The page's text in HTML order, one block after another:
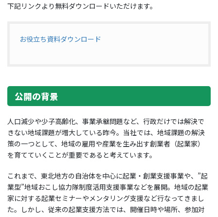
下記リンクより無料ダウンロードいただけます。
お役立ち資料ダウンロード
公開の背景
人口減少や少子高齢化、事業承継問題など、行政だけでは解決で
きない地域課題が増大している昨今。当社では、地域課題の解決
策の一つとして、地域の雇用や産業を生み出す創業者（起業家）
を育てていくことが重要であると考えています。
これまで、東北地方の自治体を中心に起業・創業支援事業や、”起
業型”地域おこし協力隊制度活用支援事業などを展開。地域の起業
家に対する起業セミナーやメンタリング支援など行なってきまし
た。しかし、従来の起業支援方法では、開催日時や場所、参加対